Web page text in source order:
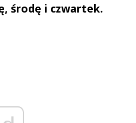
środę i czwartek.